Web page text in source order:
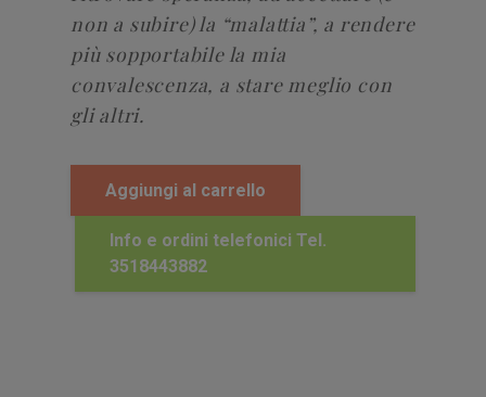
non a subire) la “malattia”, a rendere
più sopportabile la mia
convalescenza, a stare meglio con
gli altri.
Aggiungi al carrello
Info e ordini telefonici Tel.
3518443882